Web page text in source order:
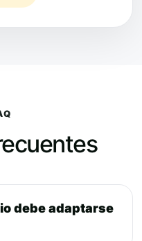
debe adaptarse